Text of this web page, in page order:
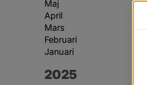
Maj
April
Mars
Februari
Januari
År:
2025